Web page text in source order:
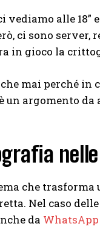
vediamo alle
ci sono
in gioco la
mai perché
un argomento
che
Nel caso
da WhatsApp